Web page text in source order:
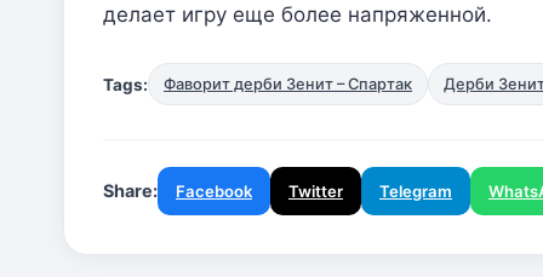
делает игру еще более напряженной.
Tags: Фаворит дерби Зенит – Спартак Дерби
Share: Facebook Twitter Telegram